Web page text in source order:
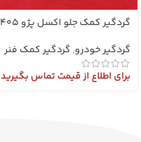
گردگیر کمک جلو اکسل پژو 405
گردگیر خودرو, گردگیر کمک فنر
برای اطلاع از قیمت تماس بگیرید